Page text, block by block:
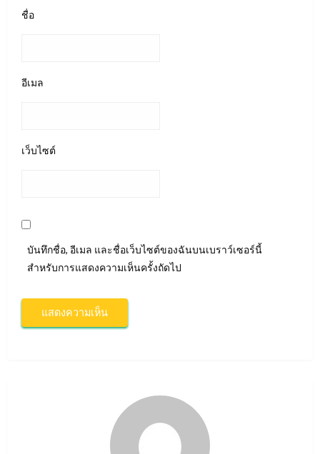
ชื่อ
อีเมล
เว็บไซต์
บันทึกชื่อ, อีเมล และชื่อเว็บไซต์ของฉันบนเบราว์เซอร์นี้
สำหรับการแสดงความเห็นครั้งถัดไป